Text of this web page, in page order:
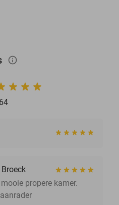
info_outlined
64
Broeck
propere kamer.